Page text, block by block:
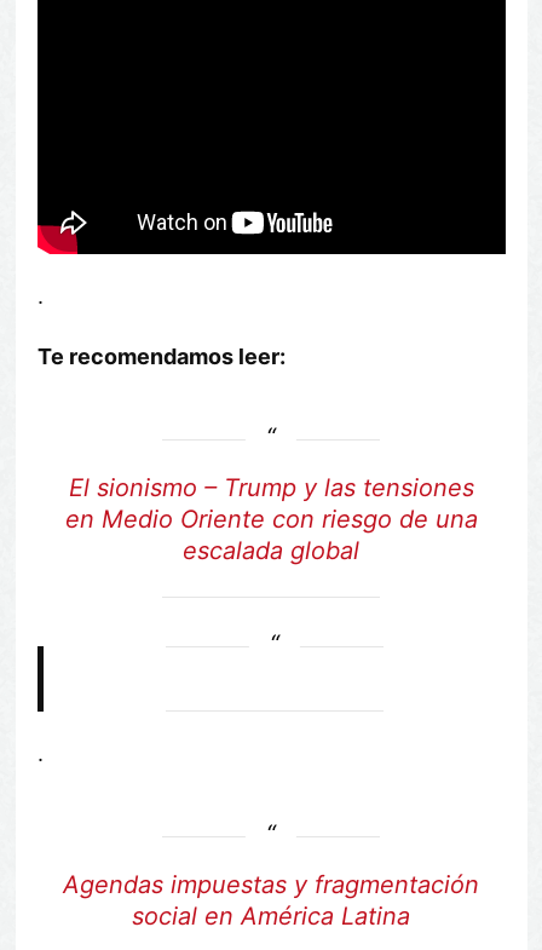
.
Te recomendamos leer:
El sionismo – Trump y las tensiones
en Medio Oriente con riesgo de una
escalada global
.
Agendas impuestas y fragmentación
social en América Latina